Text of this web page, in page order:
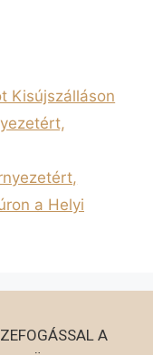
Kisújszálláson
a Helyi
A